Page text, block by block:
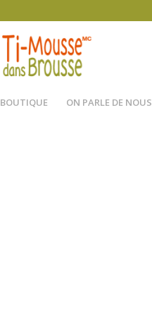
BOUTIQUE ON PARLE DE NOUS